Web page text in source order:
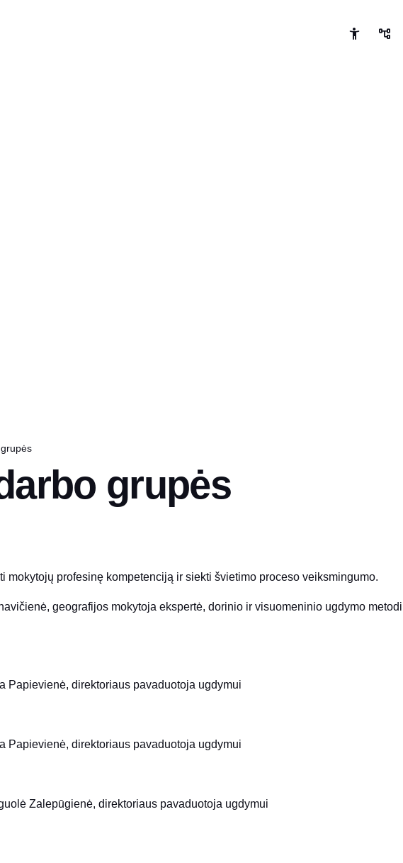
grupės
mokytojų profesinę kompetenciją ir siekti švietimo proceso veiksmingumo.
geografijos mokytoja ekspertė, dorinio ir visuomeninio ugdymo
Papievienė, direktoriaus pavaduotoja ugdymui
Papievienė, direktoriaus pavaduotoja ugdymui
Zalepūgienė, direktoriaus pavaduotoja ugdymui